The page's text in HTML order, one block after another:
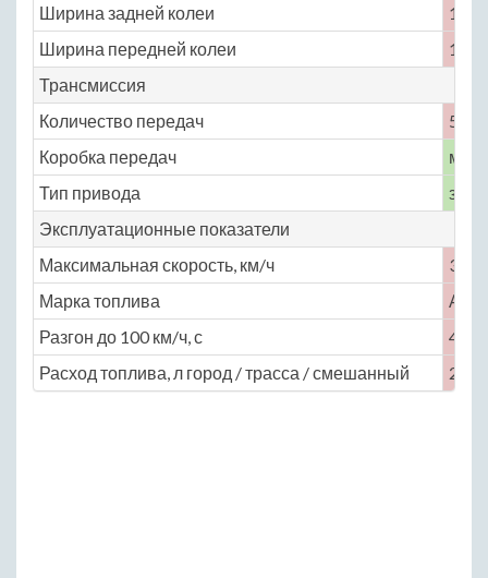
Ширина задней колеи
1665
Ширина передней колеи
1610
Трансмиссия
Количество передач
5
Коробка передач
Тип привода
Эксплуатационные показатели
Максимальная скорость, км/ч
327
Марка топлива
АИ-
Разгон до 100 км/ч, с
4.5
Расход топлива, л город / трасса / смешанный
24 /